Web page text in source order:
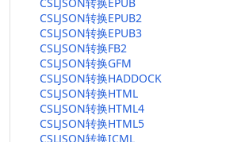
CSLJSON转换EPUB2
CSLJSON转换EPUB3
CSLJSON转换FB2
CSLJSON转换GFM
CSLJSON转换HADDOCK
CSLJSON转换HTML
CSLJSON转换HTML4
CSLJSON转换HTML5
CSLJSON转换ICML